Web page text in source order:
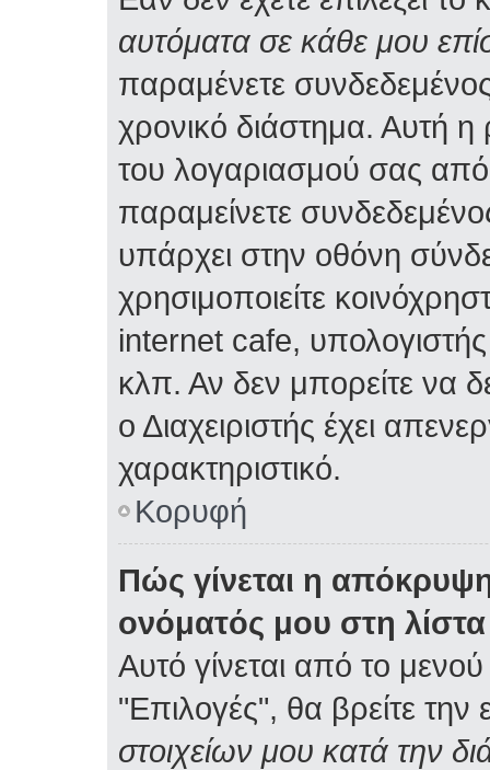
αυτόματα σε κάθε μου
παραμένετε
χρονικό διάστημα. Αυτή
του λογαριασμού σας
παραμείνετε
υπάρχει στην οθόνη
χρησιμοποιείτε
internet cafe,
κλπ. Αν δεν μπορείτε να
ο Διαχειριστής έχει
χαρακτηριστικό.
Κορυφή
Πώς γίνεται η
ονόματός μου στη
Αυτό γίνεται από το
"Επιλογές", θα βρείτε την
στοιχείων μου κατά την